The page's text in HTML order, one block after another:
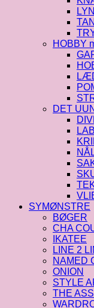
HOBBY
DET
SYMØNSTRE
BØGER
CHA
IKATEE
LINE 2
NAMED
ONION
STYLE
THE